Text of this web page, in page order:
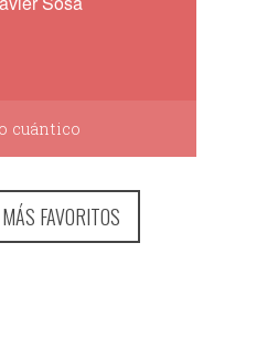
cuántico
FAVORITOS